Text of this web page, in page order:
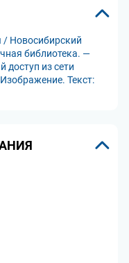
/ Новосибирский
библиотека. —
доступ из сети
Текст: